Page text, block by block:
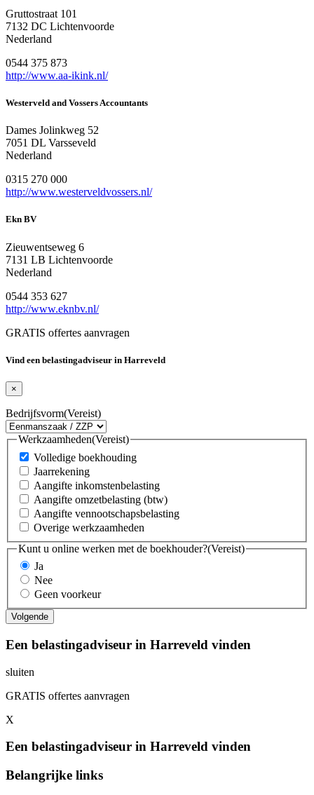
Gruttostraat 101
7132 DC Lichtenvoorde
Nederland
0544 375 873
http://www.aa-ikink.nl/
Westerveld and Vossers Accountants
Dames Jolinkweg 52
7051 DL Varsseveld
Nederland
0315 270 000
http://www.westerveldvossers.nl/
Ekn BV
Zieuwentseweg 6
7131 LB Lichtenvoorde
Nederland
0544 353 627
http://www.eknbv.nl/
GRATIS offertes aanvragen
Vind een belastingadviseur in Harreveld
×
Bedrijfsvorm(Vereist)
Werkzaamheden(Vereist)
Volledige boekhouding
Jaarrekening
Aangifte inkomstenbelasting
Aangifte omzetbelasting (btw)
Aangifte vennootschapsbelasting
Overige werkzaamheden
Kunt u online werken met de boekhouder?(Vereist)
Ja
Nee
Geen voorkeur
Een belastingadviseur in Harreveld vinden
sluiten
GRATIS offertes aanvragen
X
Een belastingadviseur in Harreveld vinden
Belangrijke links